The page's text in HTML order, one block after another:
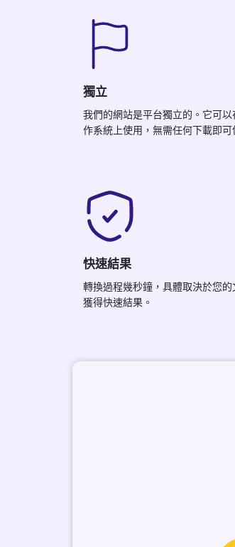
獨立
我們的網站是平台獨立的。它可
作系統上使用，無需任何下載即可
快速結果
轉換過程幾秒鐘，具體取決於您
獲得快速結果。